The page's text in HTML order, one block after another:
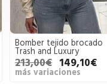
Bomber tejido brocado
Trash and Luxury
213,00€ 149,10€
más variaciones